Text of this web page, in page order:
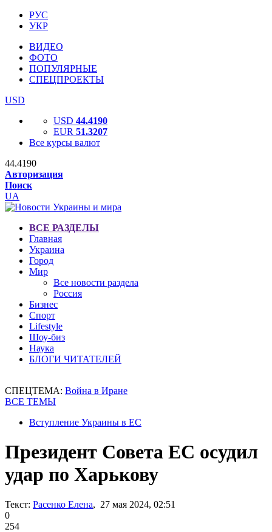
РУС
УКР
ВИДЕО
ФОТО
ПОПУЛЯРНЫЕ
СПЕЦПРОЕКТЫ
USD
USD 44.4190
EUR 51.3207
Все курсы валют
44.4190
Авторизация
Поиск
UA
ВСЕ РАЗДЕЛЫ
Главная
Украина
Город
Мир
Все новости раздела
Россия
Бизнес
Спорт
Lifestyle
Шоу-биз
Наука
БЛОГИ ЧИТАТЕЛЕЙ
СПЕЦТЕМА: Война в Иране
ВСЕ ТЕМЫ
Вступление Украины в ЕС
Президент Совета ЕС осудил
удар по Харькову
Текст: Расенко Елена, 27 мая 2024, 02:51
0
254